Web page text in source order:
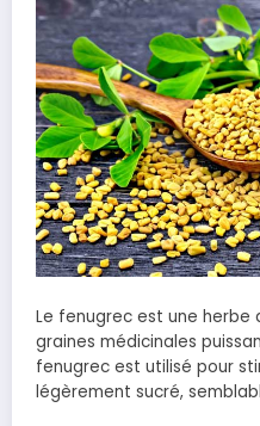
Le fenugrec est une
graines médicinales
fenugrec est utilisé pour
légèrement sucré,